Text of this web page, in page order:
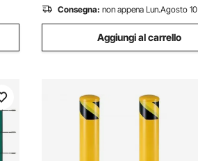
Consegna: non appena Lun.Agosto 10
Aggiungi al carrello